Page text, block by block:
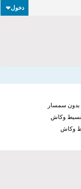
دخول
بدون سمسار
وكاش
وكاش